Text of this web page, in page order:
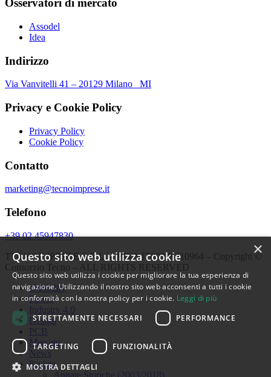
Osservatori di mercato
Assodel
Idea
Indirizzo
Via Vanvitelli 41 – 20129 Milano MI
Privacy e Cookie Policy
Privacy Policy
Cookie Policy
Contatto
marketing@tecnoimprese.it
Telefono
+39 02 45947830
TECNOIMPRESE S.R.L. – P.IVA IT09998410964 – Copyright ©
Consorzio Tecno – ALL RIGHTS RESERVED
eMobility
Power
Industry 4.0
Design
PCB
Mercato
News
Rivista
Annate Storiche (2003/2018)
×
Questo sito web utilizza cookie
Questo sito web utilizza i cookie per migliorare la tua esperienza di
navigazione. Utilizzando il nostro sito web acconsenti a tutti i cookie
in conformità con la nostra policy per i cookie. Leggi di più
STRETTAMENTE NECESSARI
PERFORMANCE
TARGETING FUNZIONALITÀ
MOSTRA DETTAGLI